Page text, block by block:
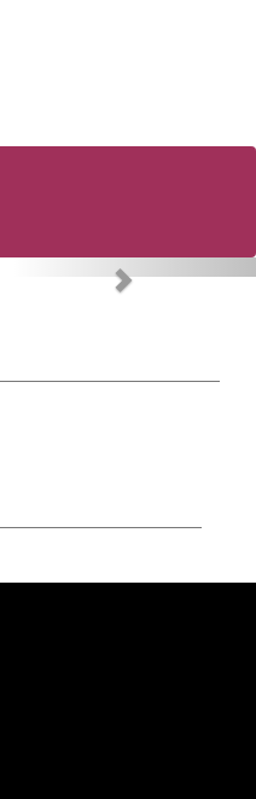
Next